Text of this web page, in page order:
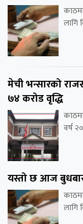
लागि
मेची भन्सारको
७४ करोड वृद्धि
वर्ष
यस्तो छ आज
लागि